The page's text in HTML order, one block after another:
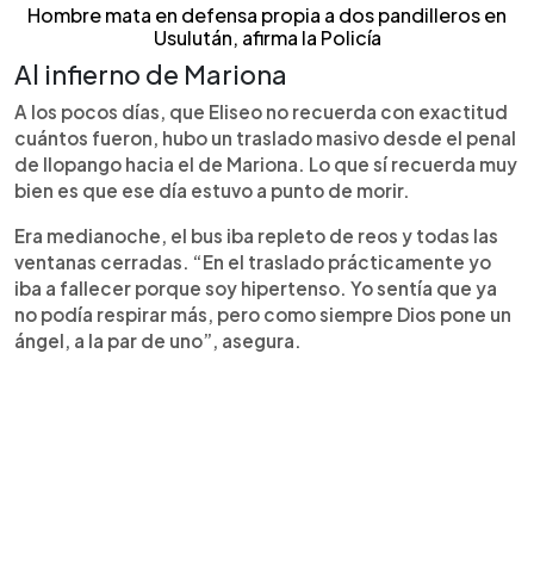
Hombre mata en defensa propia a dos pandilleros en
Usulután, afirma la Policía
Al infierno de Mariona
A los pocos días, que Eliseo no recuerda con exactitud
cuántos fueron, hubo un traslado masivo desde el penal
de Ilopango hacia el de Mariona. Lo que sí recuerda muy
bien es que ese día estuvo a punto de morir.
Era medianoche, el bus iba repleto de reos y todas las
ventanas cerradas. “En el traslado prácticamente yo
iba a fallecer porque soy hipertenso. Yo sentía que ya
no podía respirar más, pero como siempre Dios pone un
ángel, a la par de uno”, asegura.